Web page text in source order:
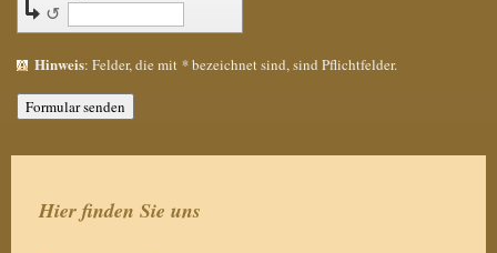
↺
Hinweis : Felder, die mit *bezeichnet sind, sind Pflichtfelder.
Hier finden Sie uns